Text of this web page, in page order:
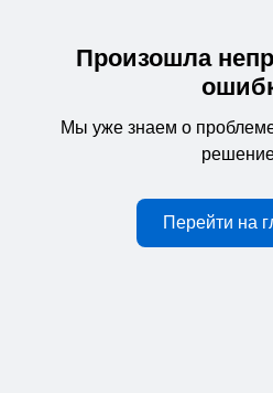
Произошла
Мы уже знаем о
Перейти на